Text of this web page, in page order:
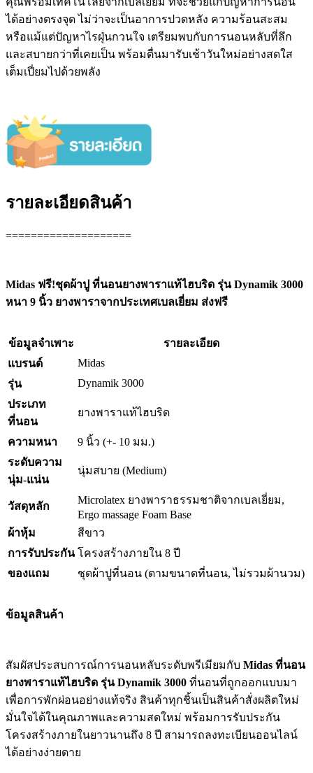
ได้อย่างตรงจุด ไม่ว่าจะเป็นอาการปวดหลัง ความร้อนสะสม
หรือแม้แต่ปัญหาไรฝุ่นกวนใจ เตรียมพบกับการนอนหลับที่ลึก
และสบายกว่าที่เคยเป็น พร้อมตื่นมารับเช้าวันใหม่อย่างสดใส
เต็มเปี่ยมไปด้วยพลัง
รายละเอียดสินค้า
====================
Midas ฟรี!ชุดผ้าปู ที่นอนยางพาราแท้ไฮบริด รุ่น Dynamik 3000
หนา 9 นิ้ว ยางพาราจากประเทศเบลเยี่ยม ส่งฟรี
ข้อมูลจำเพาะ
รายละเอียด
แบรนด์
Midas
รุ่น
Dynamik 3000
ประเภท
ที่นอน
ยางพาราแท้ไฮบริด
ความหนา
9 นิ้ว (+- 10 มม.)
ระดับความ
นุ่ม-แน่น
นุ่มสบาย (Medium)
วัสดุหลัก
Microlatex ยางพาราธรรมชาติจากเบลเยี่ยม,
Ergo massage Foam Base
ผ้าหุ้ม
สีขาว
การรับประกัน โครงสร้างภายใน 8 ปี
ของแถม
ชุดผ้าปูที่นอน (ตามขนาดที่นอน, ไม่รวมผ้านวม)
ข้อมูลสินค้า
สัมผัสประสบการณ์การนอนหลับระดับพรีเมียมกับ Midas ที่นอน
ยางพาราแท้ไฮบริด รุ่น Dynamik 3000 ที่นอนที่ถูกออกแบบมา
เพื่อการพักผ่อนอย่างแท้จริง สินค้าทุกชิ้นเป็นสินค้าสั่งผลิตใหม่
มั่นใจได้ในคุณภาพและความสดใหม่ พร้อมการรับประกัน
โครงสร้างภายในยาวนานถึง 8 ปี สามารถลงทะเบียนออนไลน์
ได้อย่างง่ายดาย